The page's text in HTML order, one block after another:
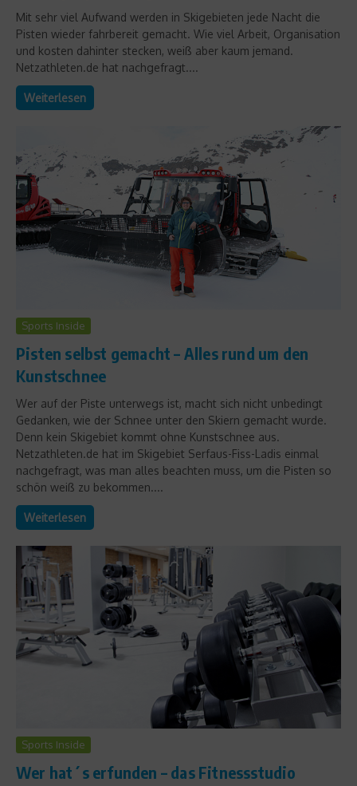
Mit sehr viel Aufwand werden in Skigebieten jede Nacht die
Pisten wieder fahrbereit gemacht. Wie viel Arbeit, Organisation
und kosten dahinter stecken, weiß aber kaum jemand.
Netzathleten.de hat nachgefragt....
Weiterlesen
Sports Inside
Pisten selbst gemacht – Alles rund um den
Kunstschnee
Wer auf der Piste unterwegs ist, macht sich nicht unbedingt
Gedanken, wie der Schnee unter den Skiern gemacht wurde.
Denn kein Skigebiet kommt ohne Kunstschnee aus.
Netzathleten.de hat im Skigebiet Serfaus-Fiss-Ladis einmal
nachgefragt, was man alles beachten muss, um die Pisten so
schön weiß zu bekommen....
Weiterlesen
Sports Inside
Wer hat´s erfunden – das Fitnessstudio